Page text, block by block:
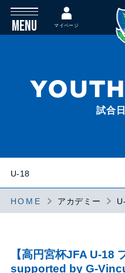
MENU マイページ
試合
HOME アカデミー
【高円宮杯JFA U-18
supported by G-